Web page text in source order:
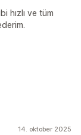
hızlı ve tüm
14. oktober 2025